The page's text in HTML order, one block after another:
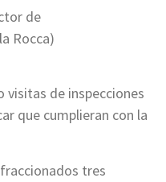
de
Rocca)
visitas de inspecciones
que cumplieran con la
tres